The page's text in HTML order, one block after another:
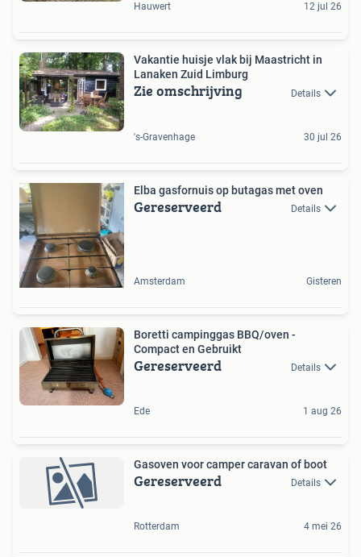
Hauwert 12 jul 26
Vakantie huisje vlak bij Maastricht in
Lanaken Zuid Limburg
Zie omschrijving Details
's-Gravenhage 30 jul 26
Elba gasfornuis op butagas met oven
Gereserveerd Details
Amsterdam Gisteren
Boretti campinggas BBQ/oven -
Compact en Gebruikt
Gereserveerd Details
Ede 1 aug 26
Gasoven voor camper caravan of boot
Gereserveerd Details
Rotterdam 4 mei 26